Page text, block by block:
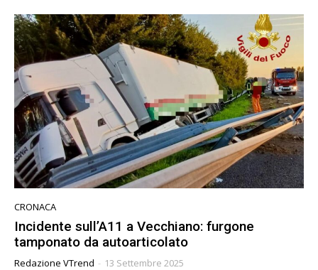
CRONACA
Incidente sull’A11 a Vecchiano: furgone
tamponato da autoarticolato
Redazione VTrend - 13 Settembre 2025